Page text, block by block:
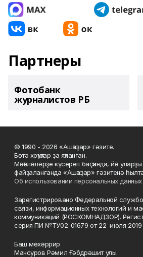
Партнеры
Фотобанк
журналистов РБ
© 1990 - 2026 «Ашҡаҙар» гәзите.
Бөтә хоҡуҡтар ҙа яҡланған.
Мәҡәләләрҙе күсереп баҫҡанда, йә
файҙаланғанда «Ашҡаҙар» гәзитенә
Об использовании персональных данных
Зарегистрировано Федеральной
связи, информационных технологий и
коммуникаций (РОСКОМНАДЗОР).
серия ПИ №ТУ02-01679 от 22 июля 2019
Баш мөхәррир
Мансуров Рәмил Ғәбдрәшит улы.